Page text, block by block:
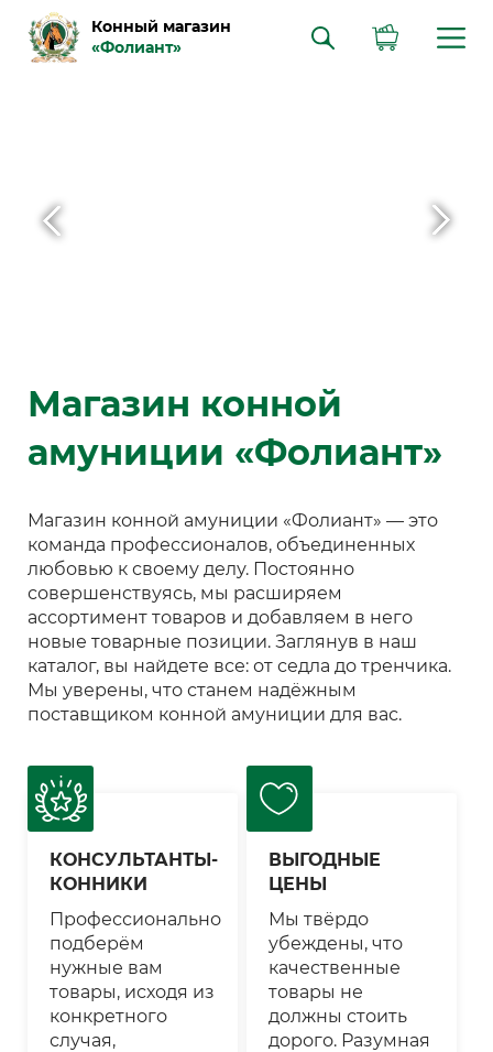
Конный магазин
«Фолиант»
Магазин конной
амуниции «Фолиант»
Магазин конной амуниции «Фолиант» — это
команда профессионалов, объединенных
любовью к своему делу. Постоянно
совершенствуясь, мы расширяем
ассортимент товаров и добавляем в него
новые товарные позиции. Заглянув в наш
каталог, вы найдете все: от седла до тренчика.
Мы уверены, что станем надёжным
поставщиком конной амуниции для вас.
КОНСУЛЬТАНТЫ-
КОННИКИ
Профессионально
подберём
нужные вам
товары, исходя из
конкретного
случая,
ВЫГОДНЫЕ
ЦЕНЫ
Мы твёрдо
убеждены, что
качественные
товары не
должны стоить
дорого. Разумная